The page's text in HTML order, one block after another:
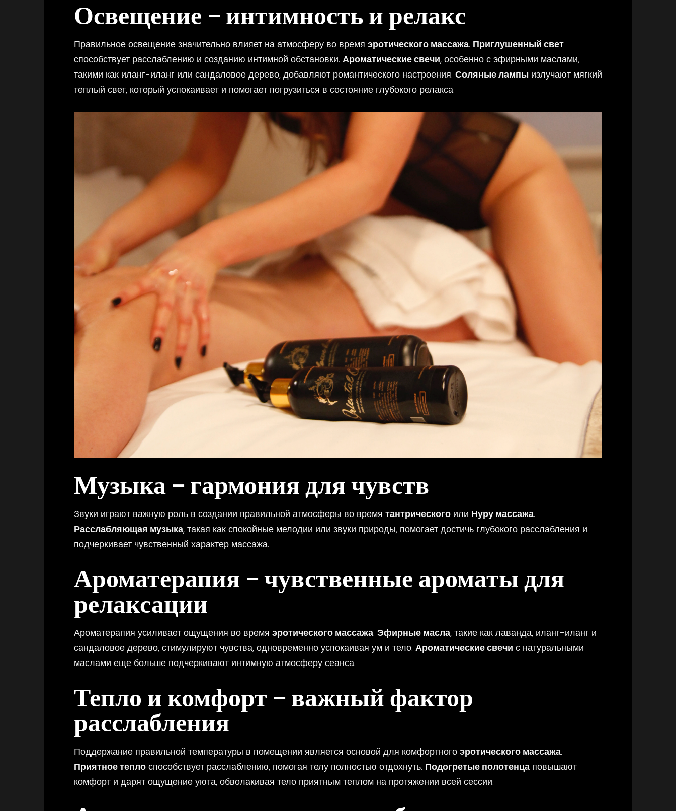
Освещение – интимность и релакс
Правильное освещение значительно влияет на атмосферу во время эротического массажа. Приглушенный свет
способствует расслаблению и созданию интимной обстановки. Ароматические свечи, особенно с эфирными маслами,
такими как иланг-иланг или сандаловое дерево, добавляют романтического настроения. Соляные лампы излучают мягкий
теплый свет, который успокаивает и помогает погрузиться в состояние глубокого релакса.
Музыка – гармония для чувств
Звуки играют важную роль в создании правильной атмосферы во время тантрического или Нуру массажа.
Расслабляющая музыка, такая как спокойные мелодии или звуки природы, помогает достичь глубокого расслабления и
подчеркивает чувственный характер массажа.
Ароматерапия – чувственные ароматы для
релаксации
Ароматерапия усиливает ощущения во время эротического массажа. Эфирные масла, такие как лаванда, иланг-иланг и
сандаловое дерево, стимулируют чувства, одновременно успокаивая ум и тело. Ароматические свечи с натуральными
маслами еще больше подчеркивают интимную атмосферу сеанса.
Тепло и комфорт – важный фактор
расслабления
Поддержание правильной температуры в помещении является основой для комфортного эротического массажа.
Приятное тепло способствует расслаблению, помогая телу полностью отдохнуть. Подогретые полотенца повышают
комфорт и дарят ощущение уюта, обволакивая тело приятным теплом на протяжении всей сессии.